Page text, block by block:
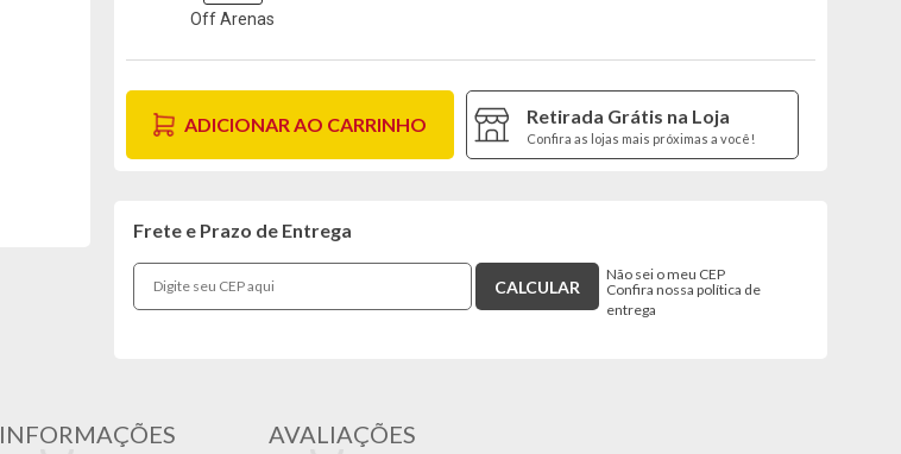
Off Arenas
ADICIONAR AO CARRINHO Retirada Grátis na Loja
Confira as lojas mais próximas a você!
Frete e Prazo de Entrega
Não sei o meu CEP
Confira nossa política de
entrega
INFORMAÇÕES AVALIAÇÕES